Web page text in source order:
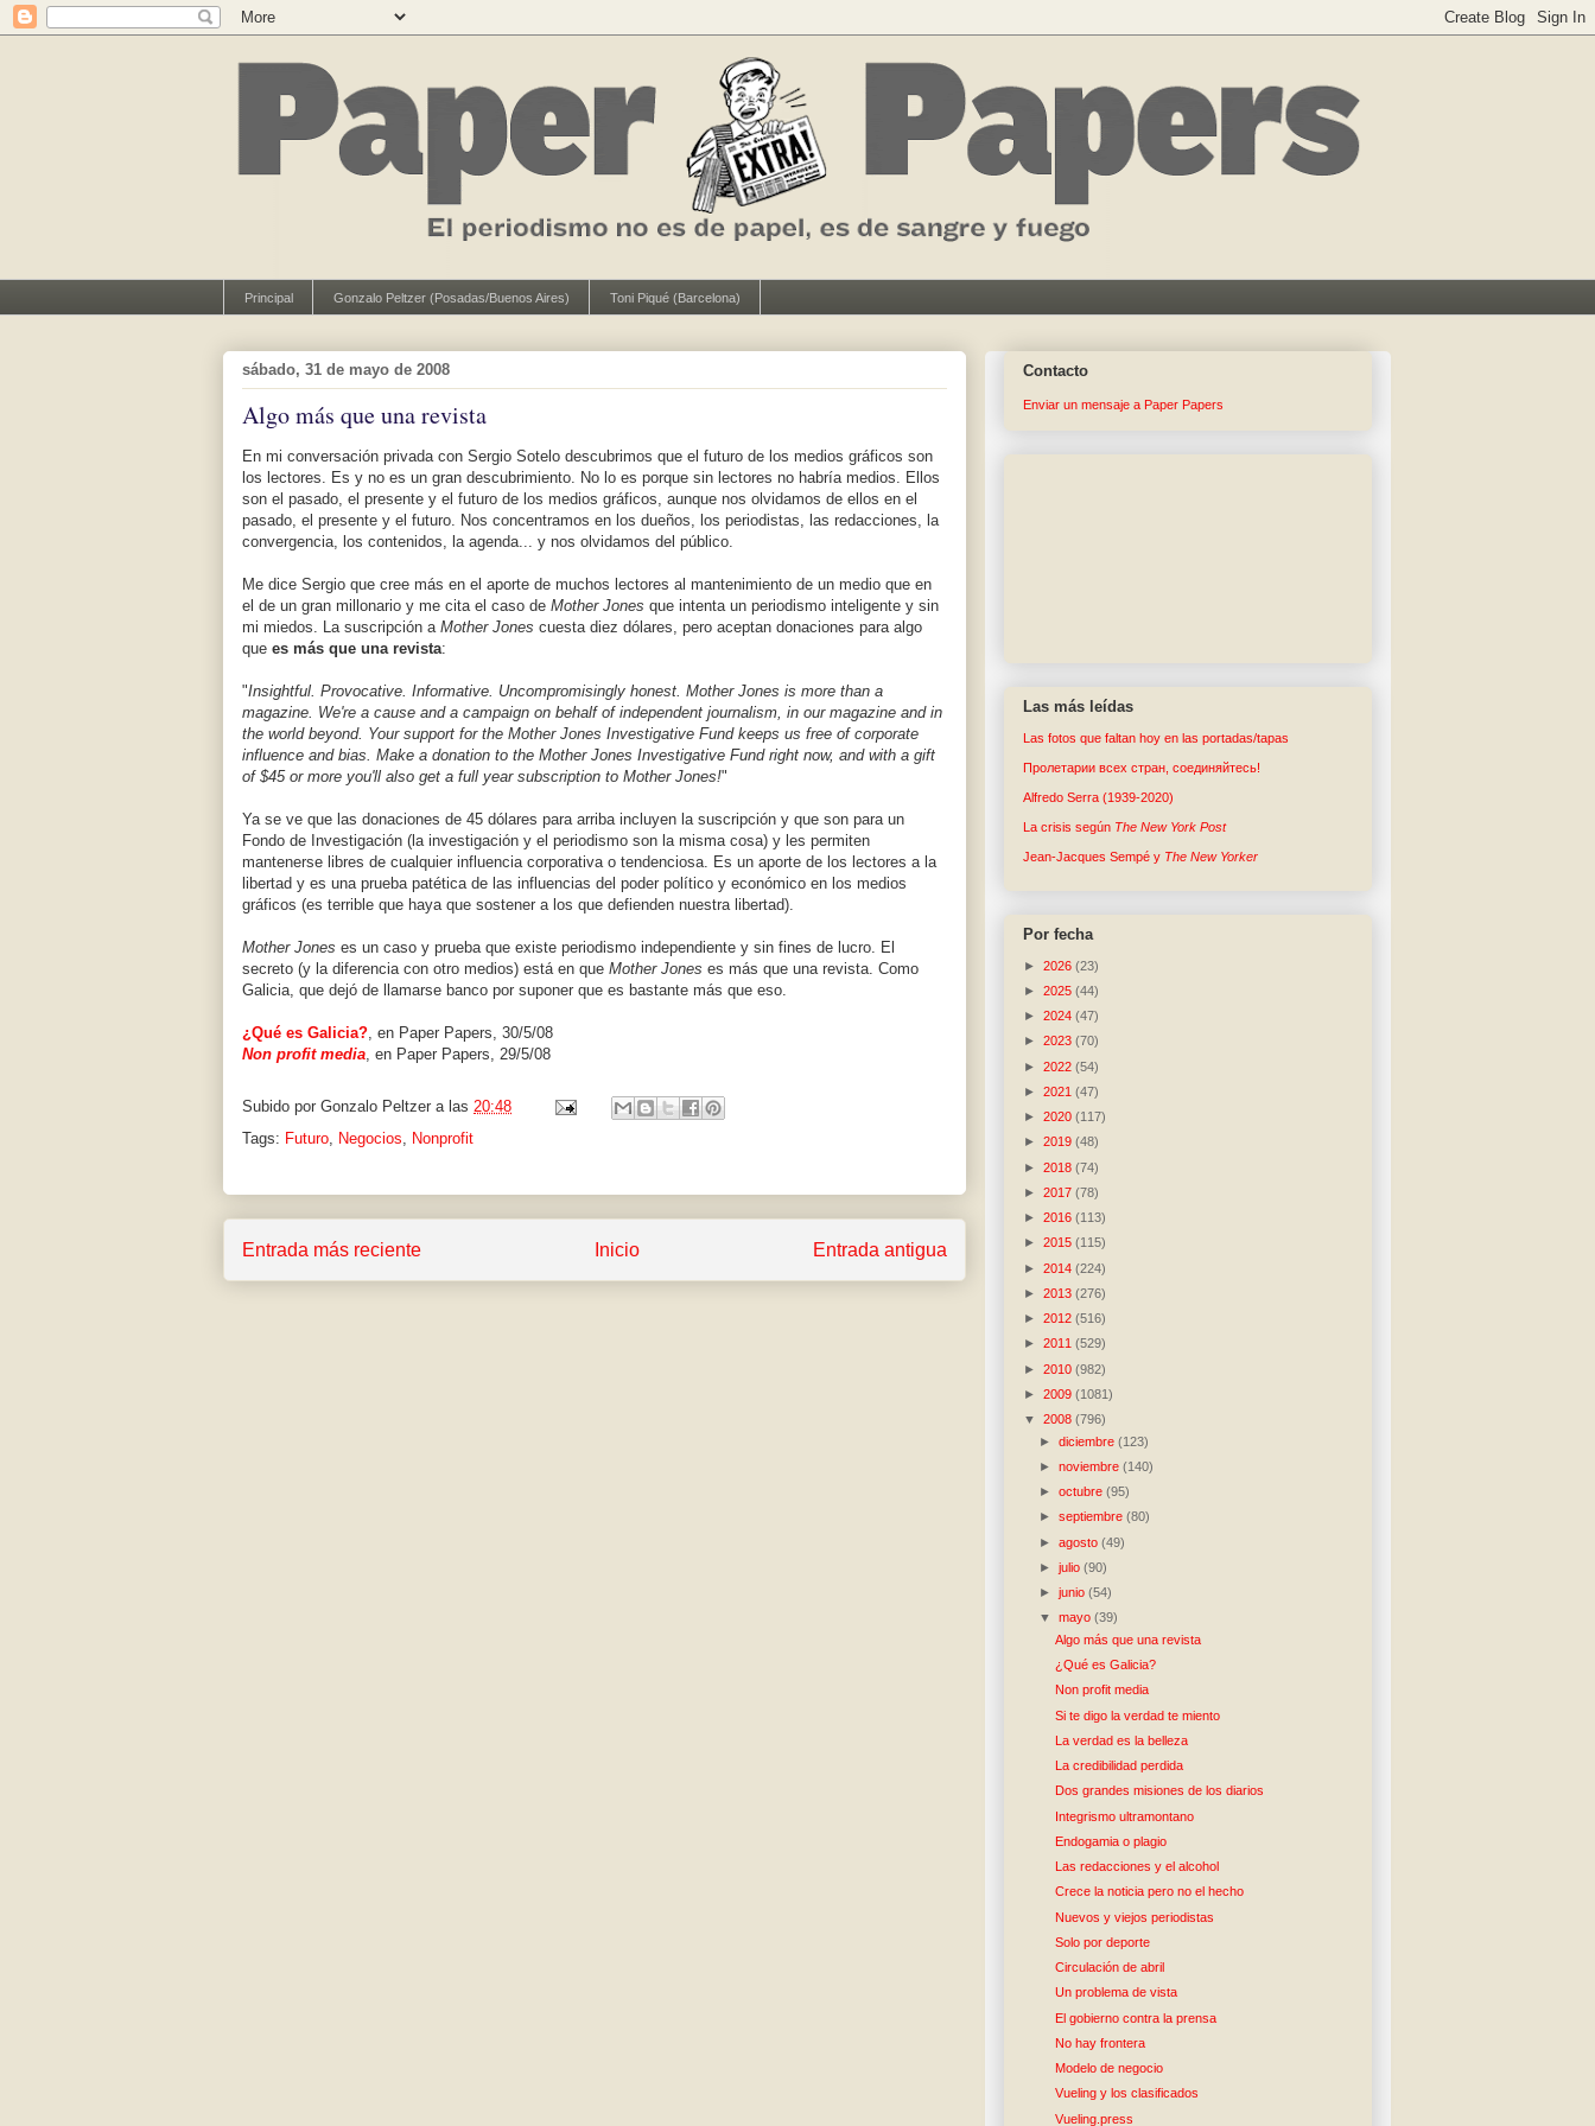
Principal Gonzalo Peltzer (Posadas/Buenos Aires) Toni Piqué (Barcelona)
sábado, 31 de mayo de 2008
Algo más que una revista
En mi conversación privada con Sergio Sotelo descubrimos que el futuro de los medios gráficos son
los lectores. Es y no es un gran descubrimiento. No lo es porque sin lectores no habría medios. Ellos
son el pasado, el presente y el futuro de los medios gráficos, aunque nos olvidamos de ellos en el
pasado, el presente y el futuro. Nos concentramos en los dueños, los periodistas, las redacciones, la
convergencia, los contenidos, la agenda... y nos olvidamos del público.
Me dice Sergio que cree más en el aporte de muchos lectores al mantenimiento de un medio que en
el de un gran millonario y me cita el caso de Mother Jones que intenta un periodismo inteligente y sin
mi miedos. La suscripción a Mother Jones cuesta diez dólares, pero aceptan donaciones para algo
que es más que una revista:
"Insightful. Provocative. Informative. Uncompromisingly honest. Mother Jones is more than a
magazine. We're a cause and a campaign on behalf of independent journalism, in our magazine and in
the world beyond. Your support for the Mother Jones Investigative Fund keeps us free of corporate
influence and bias. Make a donation to the Mother Jones Investigative Fund right now, and with a gift
of $45 or more you'll also get a full year subscription to Mother Jones!"
Ya se ve que las donaciones de 45 dólares para arriba incluyen la suscripción y que son para un
Fondo de Investigación (la investigación y el periodismo son la misma cosa) y les permiten
mantenerse libres de cualquier influencia corporativa o tendenciosa. Es un aporte de los lectores a la
libertad y es una prueba patética de las influencias del poder político y económico en los medios
gráficos (es terrible que haya que sostener a los que defienden nuestra libertad).
Mother Jones es un caso y prueba que existe periodismo independiente y sin fines de lucro. El
secreto (y la diferencia con otro medios) está en que Mother Jones es más que una revista. Como
Galicia, que dejó de llamarse banco por suponer que es bastante más que eso.
¿Qué es Galicia?, en Paper Papers, 30/5/08
Non profit media, en Paper Papers, 29/5/08
Subido por Gonzalo Peltzer a las 20:48
Tags: Futuro, Negocios, Nonprofit
Entrada más reciente Entrada antigua
Inicio
Contacto
Enviar un mensaje a Paper Papers
Las más leídas
Las fotos que faltan hoy en las portadas/tapas
Пролетарии всех стран, соединяйтесь!
Alfredo Serra (1939-2020)
La crisis según The New York Post
Jean-Jacques Sempé y The New Yorker
Por fecha
► 2026 (23)
► 2025 (44)
► 2024 (47)
► 2023 (70)
► 2022 (54)
► 2021 (47)
► 2020 (117)
► 2019 (48)
► 2018 (74)
► 2017 (78)
► 2016 (113)
► 2015 (115)
► 2014 (224)
► 2013 (276)
► 2012 (516)
► 2011 (529)
► 2010 (982)
► 2009 (1081)
▼ 2008 (796)
►diciembre(123)
►noviembre(140)
►octubre(95)
►septiembre(80)
►agosto(49)
►julio(90)
►junio(54)
▼mayo(39)
Algo más que una revista
¿Qué es Galicia?
Non profit media
Si te digo la verdad te miento
La verdad es la belleza
La credibilidad perdida
Dos grandes misiones de los diarios
Integrismo ultramontano
Endogamia o plagio
Las redacciones y el alcohol
Crece la noticia pero no el hecho
Nuevos y viejos periodistas
Solo por deporte
Circulación de abril
Un problema de vista
El gobierno contra la prensa
No hay frontera
Modelo de negocio
Vueling y los clasificados
Vueling.press